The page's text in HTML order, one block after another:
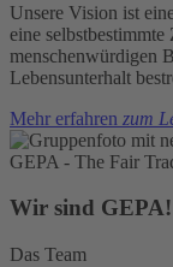
Unsere Vision ist
eine
menschenwürdigen
Lebensunterhalt
Mehr erfahren zum
GEPA - The Fair
Wir sind GEPA!
Das Team